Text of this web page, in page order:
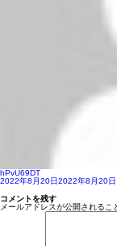
hPvU69DT
投
日:
2022年8月20日2022年8月20日
コメントを残す
メールアドレスが公開されるこ